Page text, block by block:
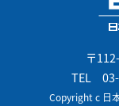
〒
TEL
Copyright c 日